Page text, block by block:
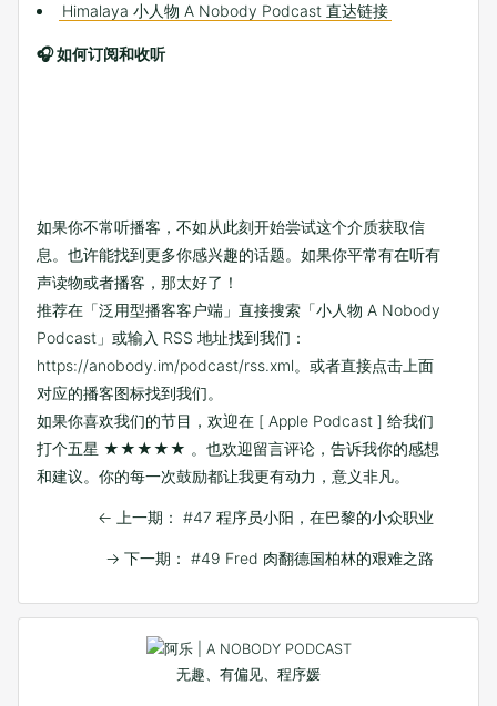
Himalaya 小人物 A Nobody Podcast 直达链接
🎧 如何订阅和收听
如果你不常听播客，不如从此刻开始尝试这个介质获取信
息。也许能找到更多你感兴趣的话题。如果你平常有在听有
声读物或者播客，那太好了！
推荐在「泛用型播客客户端」直接搜索「小人物 A Nobody
Podcast」或输入 RSS 地址找到我们：
https://anobody.im/podcast/rss.xml。或者直接点击上面
对应的播客图标找到我们。
如果你喜欢我们的节目，欢迎在 [ Apple Podcast ] 给我们
打个五星 ★★★★★ 。也欢迎留言评论，告诉我你的感想
和建议。你的每一次鼓励都让我更有动力，意义非凡。
← 上一期： #47 程序员小阳，在巴黎的小众职业
→ 下一期： #49 Fred 肉翻德国柏林的艰难之路
无趣、有偏见、程序媛